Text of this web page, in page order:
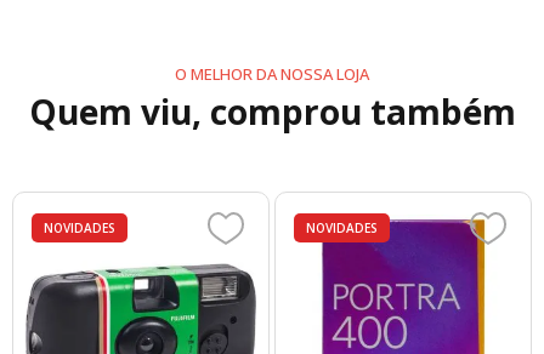
O MELHOR DA NOSSA LOJA
Quem viu, comprou também
NOVIDADES NOVIDADES